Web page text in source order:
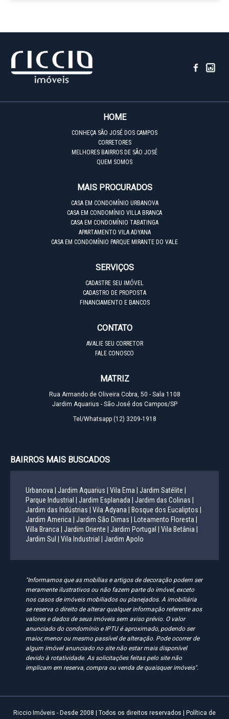
HOME
CONHEÇA SÃO JOSÉ DOS CAMPOS
CORRETORES
MELHORES BAIRROS DE SÃO JOSÉ
QUEM SOMOS
MAIS PROCURADOS
CASA EM CONDOMÍNIO URBANOVA
CASA EM CONDOMÍNIO VILLA BRANCA
CASA EM CONDOMÍNIO TABATINGA
APARTAMENTO VILA ADYANA
CASA EM CONDOMÍNIO PARQUE MIRANTE DO VALE
SERVIÇOS
CADASTRE SEU IMÓVEL
CADASTRO DE PROPOSTA
FINANCIAMENTO E BANCOS
CONTATO
AVALIE SEU CORRETOR
FALE CONOSCO
MATRIZ
Rua Armando de Oliveira Cobra, 50 - Sala 1108
Jardim Aquarius - São José dos Campos/SP
Tel/Whatsapp (12) 3209-1918
BAIRROS MAIS BUSCADOS
Urbanova | Jardim Aquarius | Vila Ema | Jardim Satélite |
Parque Industrial |
Jardim Esplanada | Jardim das Colinas |
Jardim das Indústrias |
Vila Adyana |
Bosque dos Eucaliptos |
Jardim America | Jardim São Dimas |
Loteamento Floresta |
Villa Branca | Jardim Oriente | Jardim Portugal |
Vila Betânia |
Jardim Sul |
Vila Industrial | Jardim Apolo
"Informamos que as mobílias e artigos de decoração podem ser
meramente ilustrativos ou não fazem parte do imóvel, exceto
nos casos de imóveis mobiliados ou planejados. A imobiliária
se reserva o direito de alterar qualquer informação referente aos
valores e dados de seus imóveis sem aviso prévio. O valor
anunciado do condomínio e IPTU é aproximado, podendo ser
maior, menor ou mesmo passível de alteração. Pode ocorrer de
algum imóvel anunciado no site não estar mais disponível
devido à rotatividade. As solicitações feitas pelo site não
implicam em reserva, compra ou venda de quaisquer imóveis".
Riccio Imóveis - Desde 2008 | Todos os direitos reservados | Política de